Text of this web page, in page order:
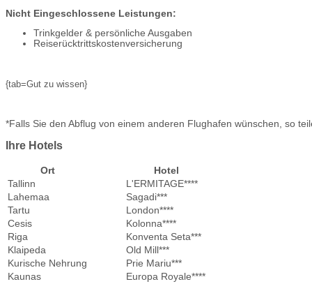
Nicht Eingeschlossene Leistungen:
Trinkgelder & persönliche Ausgaben
Reiserücktrittskostenversicherung
{tab=Gut zu wissen}
*Falls Sie den Abflug von einem anderen Flughafen wünschen, so
Ihre Hotels
Ort
Hotel
Tallinn
L'ERMITAGE****
Lahemaa
Sagadi***
Tartu
London****
Cesis
Kolonna****
Riga
Konventa Seta***
Klaipeda
Old Mill***
Kurische Nehrung
Prie Mariu***
Kaunas
Europa Royale****